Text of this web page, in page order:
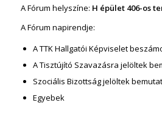
A Fórum helyszíne: H épület 406-os
A Fórum napirendje:
A TTK Hallgatói Képviselet
A Tisztújító Szavazásra jelöltek
Szociális Bizottság jelöltek
Egyebek